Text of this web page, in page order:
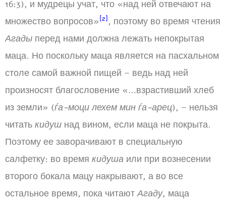
16:3), и мудрецы учат, что «над ней отвечают на
множество вопросов» [2] , поэтому во время чтения
Агады перед нами должна лежать непокрытая
маца. Но поскольку маца является на пасхальном
столе самой важной пищей – ведь над ней
произносят благословение «…взрастивший хлеб
из земли» (ѓа-моци лехем мин ѓа-арец), – нельзя
читать кидуш над вином, если маца не покрыта.
Поэтому ее заворачивают в специальную
салфетку: во время кидуша или при вознесении
второго бокала мацу накрывают, а во все
остальное время, пока читаютАгаду, маца